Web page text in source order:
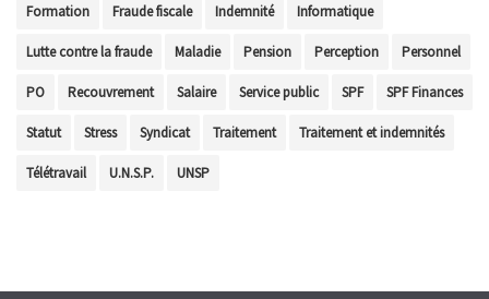
Formation Fraude fiscale Indemnité Informatique
Lutte contre la fraude Maladie Pension Perception Personnel
PO Recouvrement Salaire Service public SPF SPF Finances
Statut Stress Syndicat Traitement Traitement et indemnités
Télétravail U.N.S.P. UNSP